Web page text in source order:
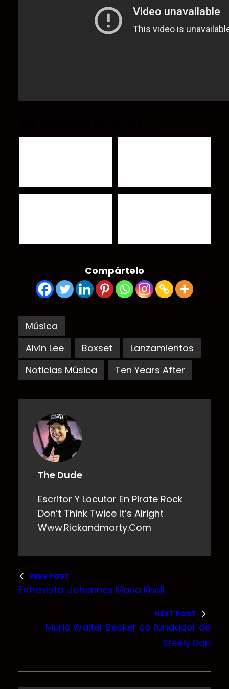
Compártelo
Música
Alvin Lee
Boxset
Lanzamientos
Noticias Música
Ten Years After
The Dude
Escritor Y Locutor En Pirate Rock
Don’t Think Twice It’s Alright
Www.rickandmorty.com
PREV POST
Entrevista: Johannes Maria Knoll
NEXT POST
Murió Walter Becker co fundador de
Steely Dan